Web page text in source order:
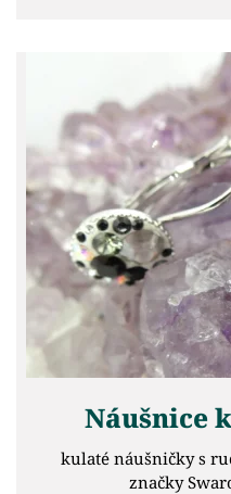
Náušnice
kulaté náušničky s
značky